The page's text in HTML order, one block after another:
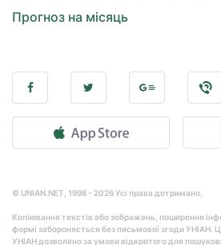
Прогноз на місяць
© UNIAN.NET, 1998 - 2026 Усі права дотримано.
Копіювання текстів або зображень, поширення
формі забороняється без письмової згоди УНІАН.
УНІАН дозволено за умови відкритого для